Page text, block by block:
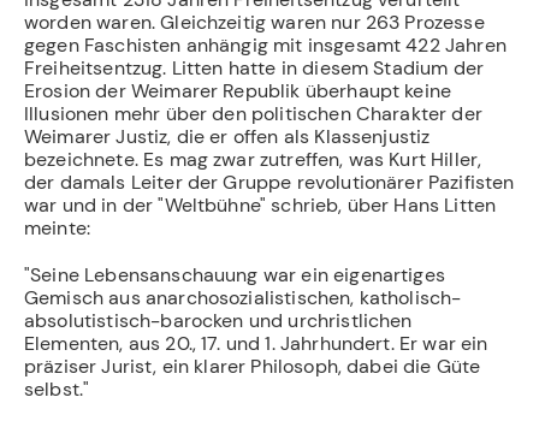
worden waren. Gleichzei­tig waren nur 263 Prozesse
gegen Faschisten anhängig mit insgesamt 422 Jahren
Frei­heitsentzug. Litten hatte in diesem Stadium der
Erosion der Weimarer Republik überhaupt keine
Illusionen mehr über den politischen Charakter der
Weimarer Justiz, die er offen als Klassenjustiz
bezeichnete. Es mag zwar zutreffen, was Kurt Hiller,
der damals Leiter der Gruppe revolutionärer Pazifisten
war und in der "Weltbühne" schrieb, über Hans Litten
meinte:
"Seine Lebensanschauung war ein eigenartiges
Gemisch aus anarchosozialistischen, katholisch-
abso­lutistisch-barocken und urchristlichen
Elementen, aus 20., 17. und 1. Jahrhundert. Er war ein
präziser Jurist, ein klarer Philosoph, dabei die Güte
selbst."